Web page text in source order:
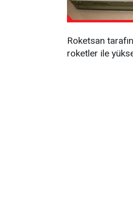
Roketsan
roketler ile